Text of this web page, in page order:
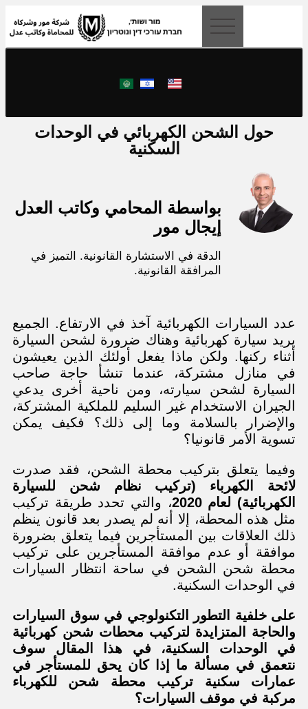
حول الشحن الكهربائي في الوحدات
السكنية
بواسطة المحامي وكاتب العدل
إيجال مور
الدقة في الاستشارة القانونية. التميز في
المرافقة القانونية.
عدد السيارات الكهربائية آخذ في الارتفاع. الجميع
يريد سيارة كهربائية وهناك ضرورة لشحن السيارة
أثناء ركنها. ولكن ماذا يفعل أولئك الذين يعيشون
في منازل مشتركة، عندما تنشأ حاجة صاحب
السيارة لشحن سيارته، ومن ناحية أخرى يدعي
الجيران الاستخدام غير السليم للملكية المشتركة،
والإضرار بالسلامة وما إلى ذلك؟ فكيف يمكن
تسوية الأمر قانونيا؟
وفيما يتعلق بتركيب محطة الشحن، فقد صدرت
لائحة الكهرباء (تركيب نظام شحن للسيارة
الكهربائية) لعام 2020
، والتي تحدد طريقة تركيب
مثل هذه المحطة، إلا أنه لم يصدر بعد قانون ينظم
ذلك العلاقات بين المستأجرين فيما يتعلق بضرورة
موافقة أو عدم موافقة المستأجرين على تركيب
محطة شحن الشحن في ساحة انتظار السيارات
في الوحدات السكنية.
على خلفية التطور التكنولوجي في سوق السيارات
والحاجة المتزايدة لتركيب محطات شحن كهربائية
في الوحدات السكنية، في هذا المقال سوف
نتعمق في مسألة ما إذا كان يحق للمستأجر في
عمارات سكنية تركيب محطة شحن للكهرباء
مركبة في موقف السيارات؟